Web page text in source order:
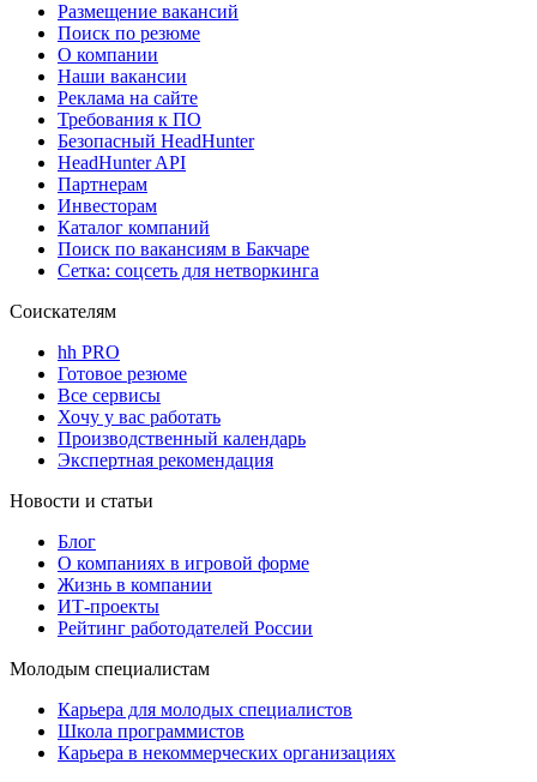
Размещение вакансий
Поиск по резюме
О компании
Наши вакансии
Реклама на сайте
Требования к ПО
Безопасный HeadHunter
HeadHunter API
Партнерам
Инвесторам
Каталог компаний
Поиск по вакансиям в Бакчаре
Сетка: соцсеть для нетворкинга
Соискателям
hh PRO
Готовое резюме
Все сервисы
Хочу у вас работать
Производственный календарь
Экспертная рекомендация
Новости и статьи
Блог
О компаниях в игровой форме
Жизнь в компании
ИТ-проекты
Рейтинг работодателей России
Молодым специалистам
Карьера для молодых специалистов
Школа программистов
Карьера в некоммерческих организациях